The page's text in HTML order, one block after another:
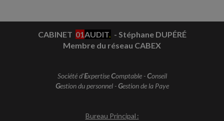
CABINET 01AUDIT. - Stéphane DUPÉRÉ
Membre du réseau CABEX
Société d'ExpertiseComptable -Conseil
Gestion du personnel -Gestion de la Paye
Bureau Principal :